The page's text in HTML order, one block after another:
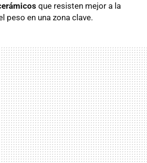
que resisten mejor a la
peso en una zona clave.